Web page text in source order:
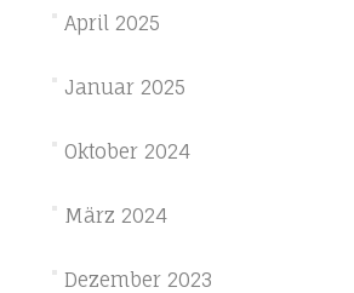
April 2025
Januar 2025
Oktober 2024
März 2024
Dezember 2023